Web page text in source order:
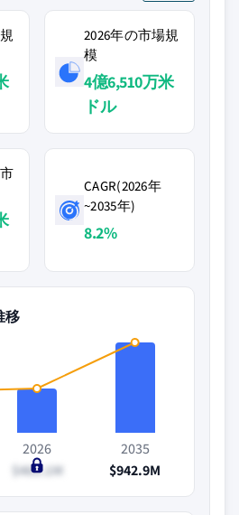
2026年の市場規
模
4億6,510万米
ドル
CAGR(2026年
~2035年)
8.2%
移
2026
$465.1M
2035
$942.9M